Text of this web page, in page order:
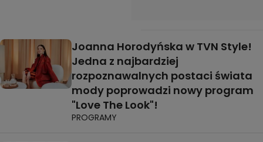
Joanna Horodyńska w TVN Style!
Jedna z najbardziej
rozpoznawalnych postaci świata
mody poprowadzi nowy program
"Love The Look"!
PROGRAMY